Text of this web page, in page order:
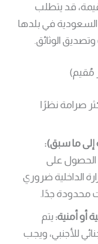
قد يتطلب
السعودية في بلدها
الوثائق.
صرامة نظرًا
إلى ما سبق):
الحصول على
الداخلية ضروري
محدودة جدًا.
أو أمنية:يتم
للأجنبي، ويجب